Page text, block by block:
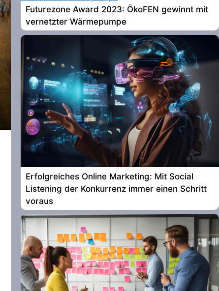
Futurezone Award 2023: ÖkoFEN gewinnt mit
vernetzter Wärmepumpe
Erfolgreiches Online Marketing: Mit Social
Listening der Konkurrenz immer einen Schritt
voraus